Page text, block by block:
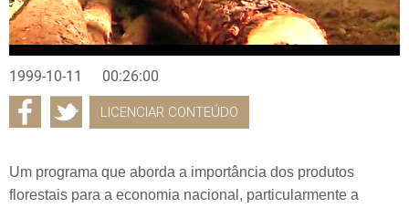
1999-10-11 00:26:00
LICENCIAR CONTEÚDO
Um programa que aborda a importância dos produtos
florestais para a economia nacional, particularmente a